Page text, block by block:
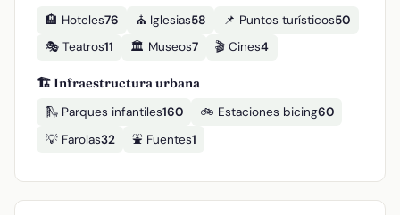
🏨 Hoteles76 ⛪ Iglesias58 📌 Puntos turísticos50
🎭 Teatros11 🏛️ Museos7 🎬 Cines4
🏗️ Infraestructura urbana
🛝 Parques infantiles160 🚲 Estaciones bicing60
💡 Farolas32 ⛲ Fuentes1